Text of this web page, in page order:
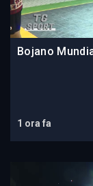
Bojano
1 ora fa